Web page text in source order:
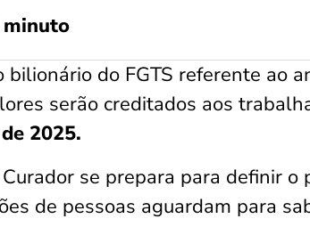
minuto
do FGTS referente ao
serão creditados aos
2025.
se prepara para definir o
de pessoas aguardam para